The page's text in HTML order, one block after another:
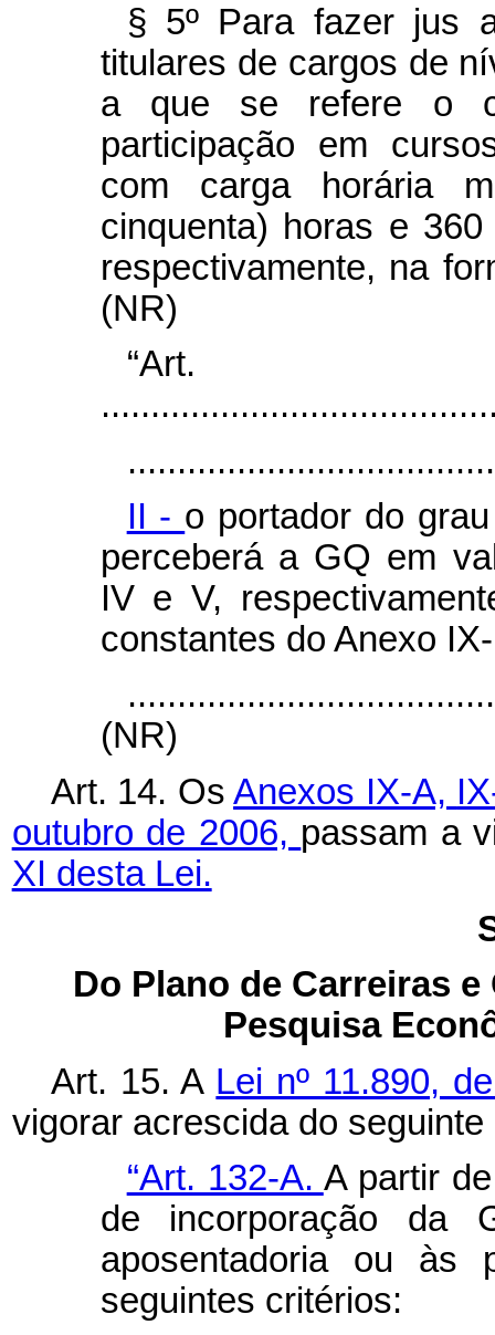
§ 5º Para fazer jus
titulares de cargos de
a que se refere o
participação em
com carga horária
cinquenta) horas e
respectivamente, na
(NR)
II - o portador do
perceberá a GQ em
IV e V,
constantes do Anexo
(NR)
Art. 14. OsAnexos IX-A,
outubro de 2006, passam a
XI desta Lei.
Do Plano de Carreiras
Pesquisa
Art. 15. A Lei nº 11.890,
vigorar acrescida do seguinte
“Art. 132-A. A partir
de incorporação da
aposentadoria ou às
seguintes critérios: